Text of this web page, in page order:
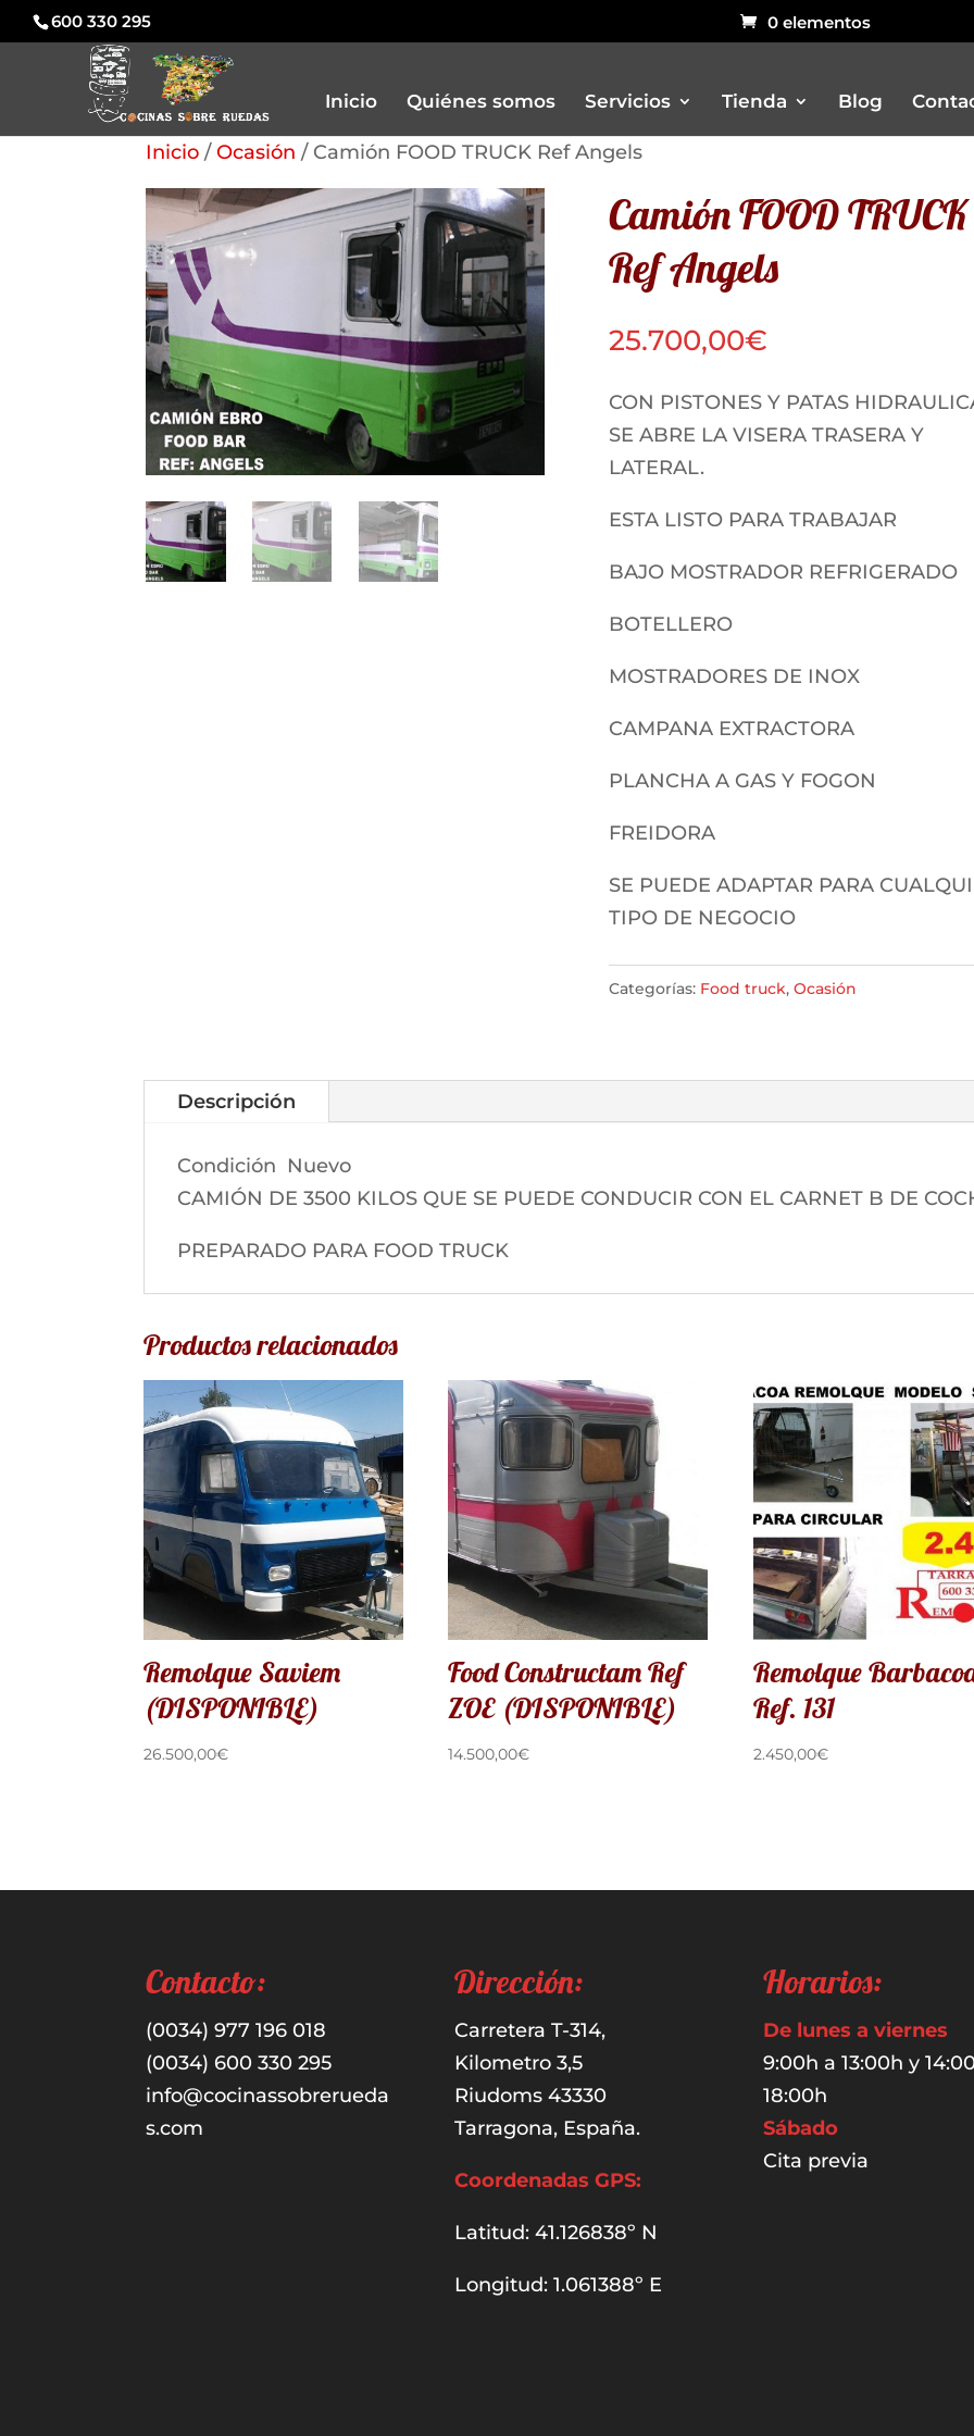
600 330 295 0 elementos
Inicio Quiénes somos Servicios Tienda
Bar
Carritos
Pizzerias
Vitrinas
Blog
Inicio /Ocasión / Camión FOOD TRUCK Ref Angels
Camión FOOD TRUCK
Ref Angels
25.700,00€
CON PISTONES Y PATAS
SE ABRE LA VISERA TRASERA Y
LATERAL.
ESTA LISTO PARA TRABAJAR
BAJO MOSTRADOR REFRIGERADO
BOTELLERO
MOSTRADORES DE INOX
CAMPANA EXTRACTORA
PLANCHA A GAS Y FOGON
FREIDORA
SE PUEDE ADAPTAR PARA
TIPO DE NEGOCIO
Categorías: Food truck, Ocasión
Descripción
Condición Nuevo
CAMIÓN DE 3500 KILOS QUE SE PUEDE CONDUCIR CON EL CARNET B DE
PREPARADO PARA FOOD TRUCK
Productos relacionados
Remolque Saviem
(DISPONIBLE)
26.500,00€
Food Constructam Ref
ZOE (DISPONIBLE)
14.500,00€
Remolque
Ref. 131
2.450,00€
Contacto:
(0034) 977 196 018
(0034) 600 330 295
info@cocinassobrerueda
s.com
Dirección:
Carretera T-314,
Kilometro 3,5
Riudoms 43330
Tarragona, España.
Coordenadas GPS:
Latitud: 41.126838º N
Longitud: 1.061388º E
Horarios:
De lunes a viernes
9:00h a 13:00h y
18:00h
Sábado
Cita previa